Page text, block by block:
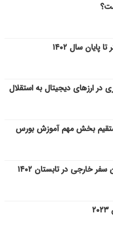
سال ۱۴۰۲
در ارزهای دیجیتال به استقلال
بخش مهم آموزش بورس
سفر خارجی در تابستان ۱۴۰۲